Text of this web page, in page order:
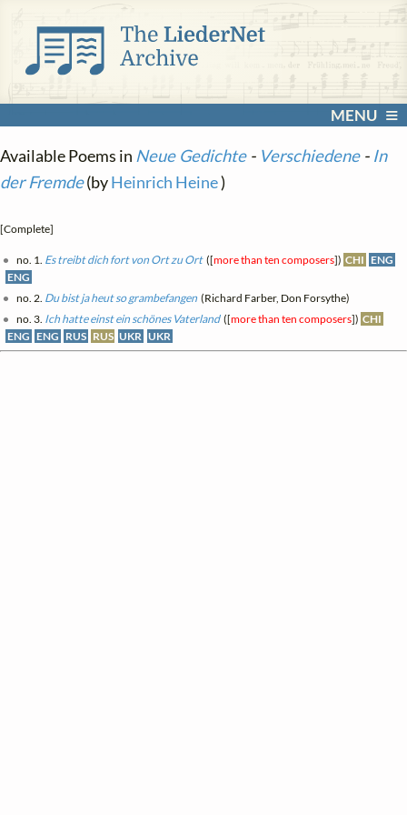
MENU
Available Poems in Neue Gedichte- Verschiedene- In
der Fremde(byHeinrich Heine)
[Complete]
no. 1. Es treibt dich fort von Ort zu Ort([more than ten composers]) CHI ENG
ENG
no. 2. Du bist ja heut so grambefangen (Richard Farber, Don Forsythe)
no. 3. Ich hatte einst ein schönes Vaterland([more than ten composers]) CHI
ENG ENG RUS RUS UKR UKR